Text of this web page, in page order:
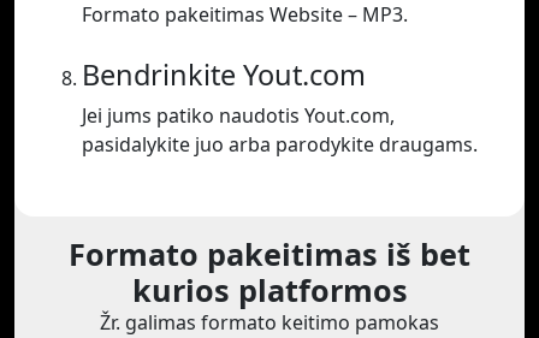
Formato pakeitimas Website – MP3.
Bendrinkite Yout.com
Jei jums patiko naudotis Yout.com,
pasidalykite juo arba parodykite draugams.
Formato pakeitimas iš bet
kurios platformos
Žr. galimas formato keitimo pamokas